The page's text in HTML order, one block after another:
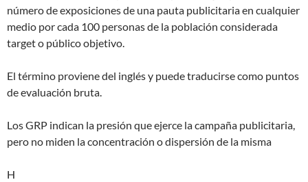
número de exposiciones de una pauta publicitaria en cualquier
medio por cada 100 personas de la población considerada
target o público objetivo.
El término proviene del inglés y puede traducirse como puntos
de evaluación bruta.
Los GRP indican la presión que ejerce la campaña publicitaria,
pero no miden la concentración o dispersión de la misma
H